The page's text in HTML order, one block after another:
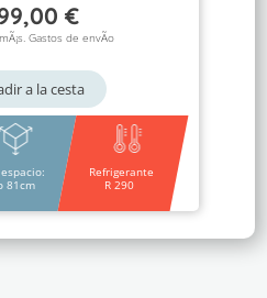
€
Gastos de envÃ­o
a la cesta
espacio:
81cm
Refrigerante
R 290